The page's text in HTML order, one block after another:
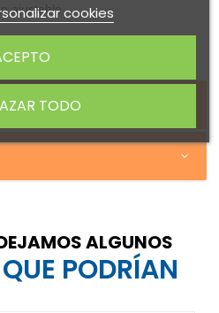
ajustable
ALGUNOS
PODRÍAN
cookies
TODO